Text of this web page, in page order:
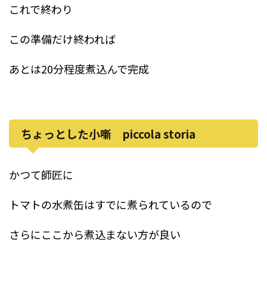
これで終わり
この準備だけ終われば
あとは20分程度煮込んで完成
ちょっとした小噺 piccola storia
かつて師匠に
トマトの水煮缶はすでに煮られているので
さらにここから煮込まない方が良い